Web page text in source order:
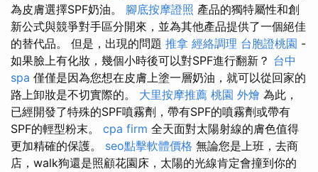
為皮膚選擇SPF奶油。 腳底按摩證照 產品的獨特屬性和創
新公式與競爭對手區分開來，並為其他產品提供了一個絕佳
的替代品。 但是，出現的問題 推拿 經絡調理 台胞證桃園 -
如果臉上有化妝，幾個小時後可以對SPF進行翻新？ 台中
spa 僅僅是因為您想在皮膚上塗一層奶油，就可以從回家的
路上卸妝是不切實際的。 大里按摩推薦 桃園 外燴 為此，
已經開發了特殊的SPF噴霧劑，帶有SPF的噴霧劑或帶有
SPF的輕型粉末。 cpa firm 全天面對太陽射線的膚色值得
更加精確的保護。 seo點擊軟體價格 無論您是上班，去商
店，walk狗還是照顧花園床，太陽的光線肯定會撞到你的